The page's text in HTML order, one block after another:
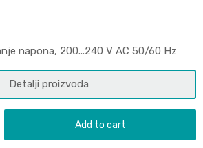
napona, 200...240 V AC 50/60 Hz
Detalji proizvoda
Add to cart